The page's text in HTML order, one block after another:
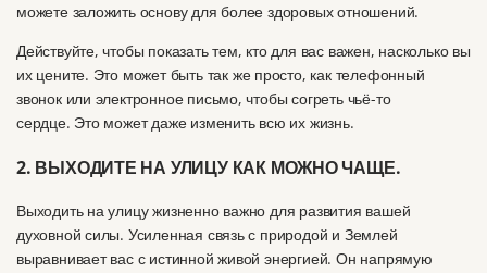
можете заложить основу для более здоровых отношений.
Действуйте, чтобы показать тем, кто для вас важен, насколько вы
их цените. Это может быть так же просто, как телефонный
звонок или электронное письмо, чтобы согреть чьё-то
сердце. Это может даже изменить всю их жизнь.
2. ВЫХОДИТЕ НА УЛИЦУ КАК МОЖНО ЧАЩЕ.
Выходить на улицу жизненно важно для развития вашей
духовной силы. Усиленная связь с природой и Землей
выравнивает вас с истинной живой энергией. Он напрямую